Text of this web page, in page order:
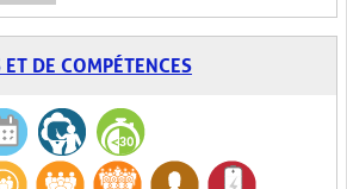
DE COMPÉTENCES